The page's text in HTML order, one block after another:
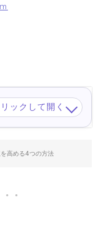
ックして開く
高める4つの方法